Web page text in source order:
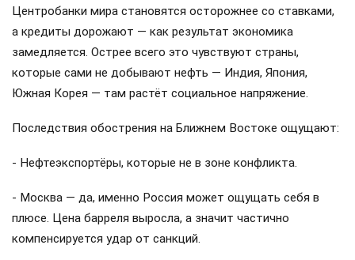
Центробанки мира становятся осторожнее со ставками,
а кредиты дорожают — как результат экономика
замедляется. Острее всего это чувствуют страны,
которые сами не добывают нефть — Индия, Япония,
Южная Корея — там растёт социальное напряжение.
Последствия обострения на Ближнем Востоке ощущают:
- Нефтеэкспортёры, которые не в зоне конфликта.
- Москва — да, именно Россия может ощущать себя в
плюсе. Цена барреля выросла, а значит частично
компенсируется удар от санкций.